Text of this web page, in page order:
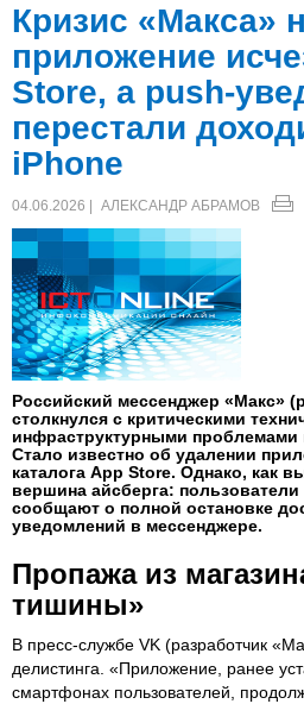
Кризис «Макса»
приложение
Store, а push-
перестали
iPhone
04.06.2026 | АЛЕКСАНДР АБРАМОВ
Российский мессенджер «Макс»
столкнулся с критическими
инфраструктурными проблемами
Стало известно об удалении
каталога App Store. Однако, как
вершина айсберга:
сообщают о полной остановке
уведомлений в мессенджере.
Пропажа из
тишины»
В пресс-службе VK (разработчик
делистинга. «Приложение, ранее
смартфонах пользователей,